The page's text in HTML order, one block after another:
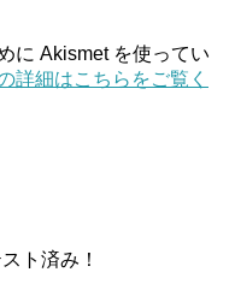
に Akismet を使ってい
詳細はこちらをご覧く
ト済み！